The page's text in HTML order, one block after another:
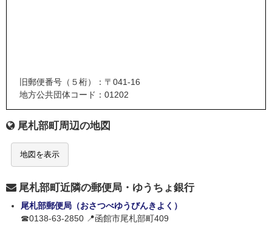
旧郵便番号（５桁）：〒041-16
地方公共団体コード：01202
尾札部町周辺の地図
地図を表示
尾札部町近隣の郵便局・ゆうちょ銀行
尾札部郵便局（おさつべゆうびんきよく）
☎0138-63-2850 📍函館市尾札部町409